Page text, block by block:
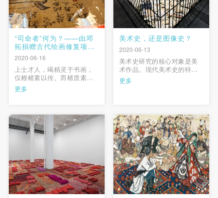
“司命者”何为？——由邓
拓捐赠古代绘画修复项目
展开的思考
2020-06-16
上士才人，竭精灵于书画，
仅赖楮素以传。而楮质素丝
之力有限，其经传接非人，
以至兵火丧乱，霉烂蠹蚀，
人，随手损弃，良可痛惋。
故装潢优劣，实名迹存亡系
焉。窃谓装潢者，书画之司
更多
美术史，还是图像史？
2020-06-13
美术史研究的核心对象是美
术作品。现代美术史的特殊
之处在于，它所涵盖的时段
大致与本雅明所说的“机械复
及复制本身所衍生出的新的
艺术媒介（如照片、海
报），不仅改变了“美术”的范
畴，也使 …
更多
帐号密码登录
手机号码
发送验证码
手机号码将作为您的登录账号